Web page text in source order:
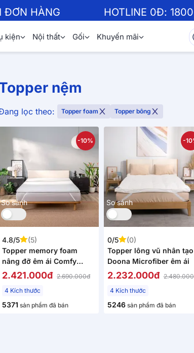
ĐƠN HÀNG HOTLINE 0Đ:
kiện Nội thất Gối Khuyến mãi
nệm
lọc theo: Topper foam Topper bông
So sánh
-10%
4.8/5
(5)
Topper memory foam
nâng đỡ êm ái Comfy
Noah
2.421.000đ 2.690.000đ
4 Kích thước
5371 sản phẩm đã bán
So sánh
-
0/5
(0)
Topper lông vũ nhân tạo
Doona Microfiber êm ái
2.232.000đ
4 Kích thước
5246sản phẩm đã bán